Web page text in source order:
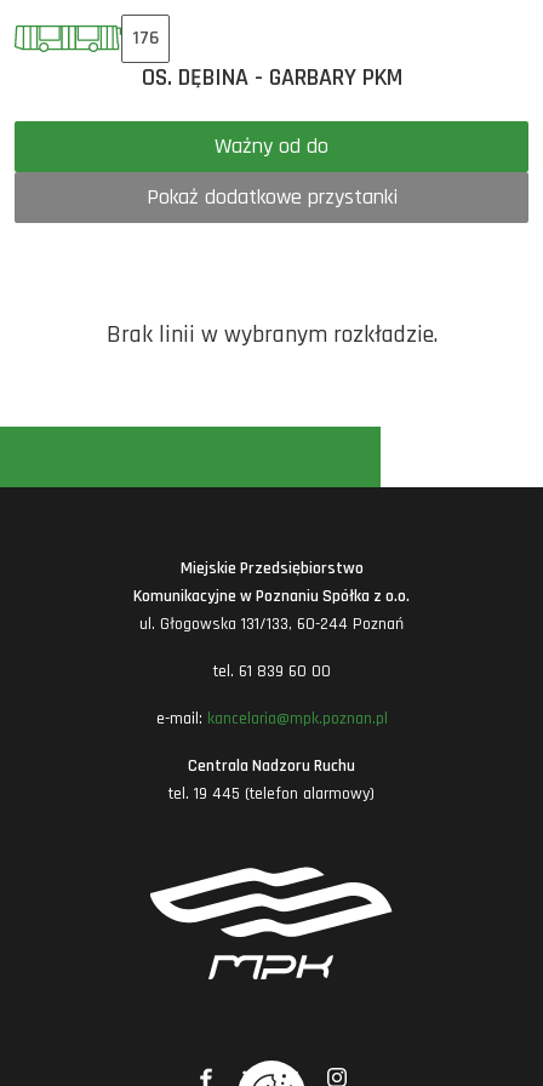
176
OS. DĘBINA - GARBARY PKM
Ważny od do
Pokaż dodatkowe przystanki
Brak linii w wybranym rozkładzie.
Miejskie Przedsiębiorstwo
Komunikacyjne w Poznaniu Spółka z o.o.
ul. Głogowska 131/133, 60-244 Poznań
tel. 61 839 60 00
e-mail: kancelaria@mpk.poznan.pl
Centrala Nadzoru Ruchu
tel. 19 445 (telefon alarmowy)